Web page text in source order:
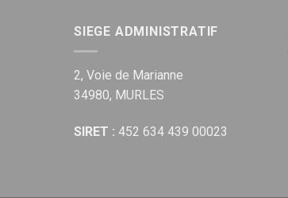
SIEGE ADMINISTRATIF
2, Voie de Marianne
34980, MURLES
SIRET : 452 634 439 00023